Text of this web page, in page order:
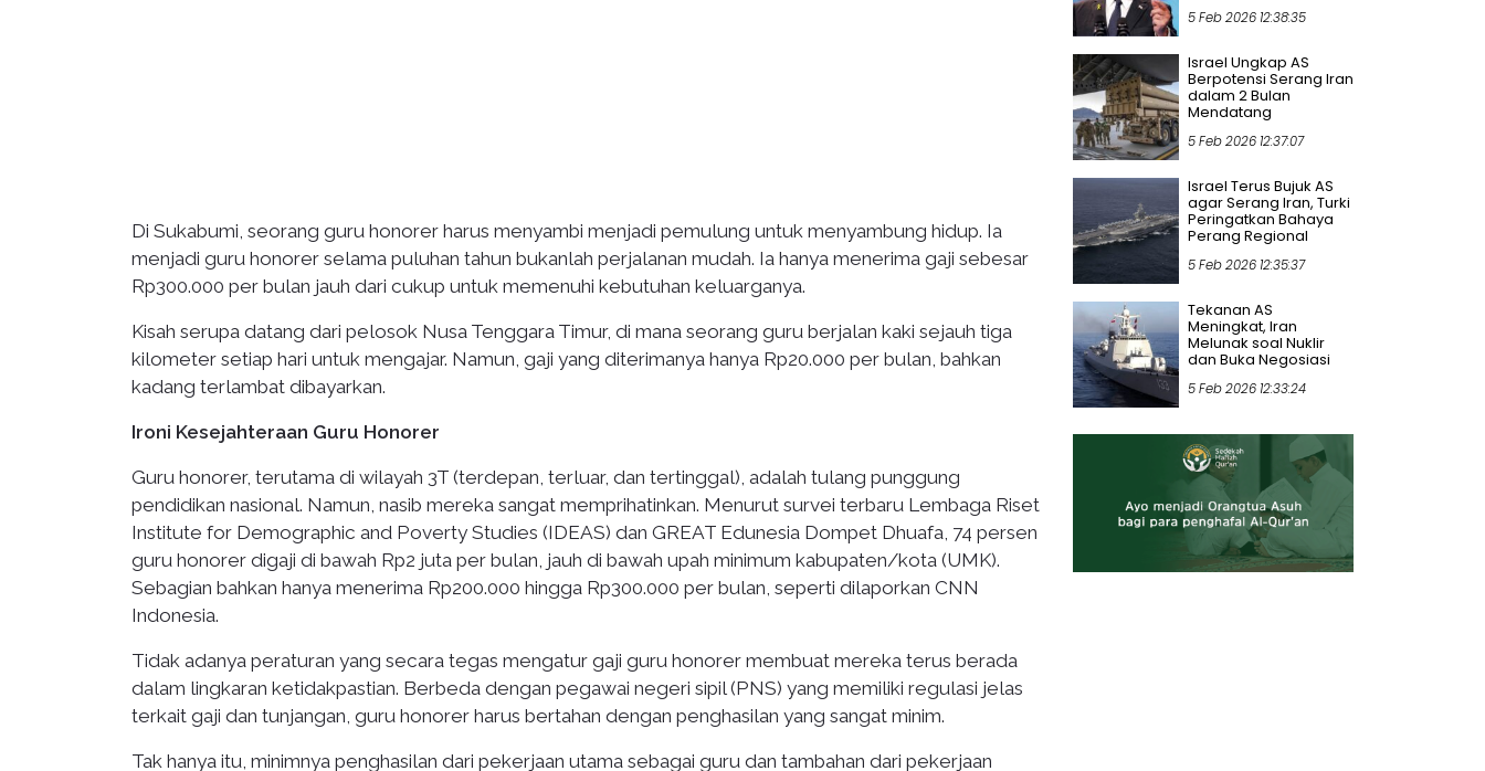
Di Sukabumi, seorang guru honorer harus menyambi menjadi pemulung untuk menyambung hidup. Ia
menjadi guru honorer selama puluhan tahun bukanlah perjalanan mudah. Ia hanya menerima gaji sebesar
Rp300.000 per bulan jauh dari cukup untuk memenuhi kebutuhan keluarganya.
Kisah serupa datang dari pelosok Nusa Tenggara Timur, di mana seorang guru berjalan kaki sejauh tiga
kilometer setiap hari untuk mengajar. Namun, gaji yang diterimanya hanya Rp20.000 per bulan, bahkan
kadang terlambat dibayarkan.
Ironi Kesejahteraan Guru Honorer
Guru honorer, terutama di wilayah 3T (terdepan, terluar, dan tertinggal), adalah tulang punggung
pendidikan nasional. Namun, nasib mereka sangat memprihatinkan. Menurut survei terbaru Lembaga Riset
Institute for Demographic and Poverty Studies (IDEAS) dan GREAT Edunesia Dompet Dhuafa, 74 persen
guru honorer digaji di bawah Rp2 juta per bulan, jauh di bawah upah minimum kabupaten/kota (UMK).
Sebagian bahkan hanya menerima Rp200.000 hingga Rp300.000 per bulan, seperti dilaporkan CNN
Indonesia.
Tidak adanya peraturan yang secara tegas mengatur gaji guru honorer membuat mereka terus berada
dalam lingkaran ketidakpastian. Berbeda dengan pegawai negeri sipil (PNS) yang memiliki regulasi jelas
terkait gaji dan tunjangan, guru honorer harus bertahan dengan penghasilan yang sangat minim.
Tak hanya itu, minimnya penghasilan dari pekerjaan utama sebagai guru dan tambahan dari pekerjaan
5 Feb 2026 12:38:35
Israel Ungkap AS
Berpotensi Serang Iran
dalam 2 Bulan
Mendatang
5 Feb 2026 12:37:07
Israel Terus Bujuk AS
agar Serang Iran, Turki
Peringatkan Bahaya
Perang Regional
5 Feb 2026 12:35:37
Tekanan AS
Meningkat, Iran
Melunak soal Nuklir
dan Buka Negosiasi
5 Feb 2026 12:33:24